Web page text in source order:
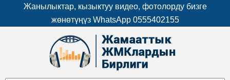
Жанылыктар, кызыктуу видео, фотолорду бизге
жөнөтүңүз WhatsApp 0555402155